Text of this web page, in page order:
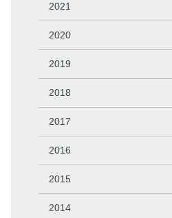
2021
2020
2019
2018
2017
2016
2015
2014